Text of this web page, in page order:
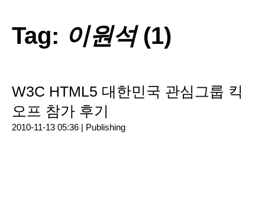
Tag: 이원석(1)
W3C HTML5 대한민국 관심그룹 킥
오프 참가 후기
2010-11-13 05:36 | Publishing